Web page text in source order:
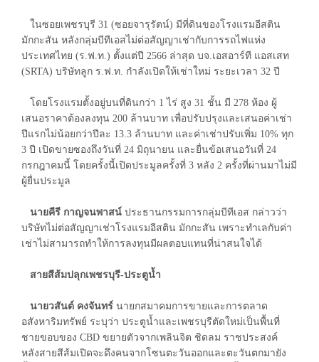
ในซอยเพชรบุรี 31 (ซอยจารุรัตน์) มีที่ดินของโรงแรมอีสติน
มักกะสัน หลังกลุ่มบีทีเอสไม่ต่อสัญญาเช่ากับการรถไฟแห่ง
ประเทศไทย (ร.ฟ.ท.) ตั้งแต่ปี 2566 ล่าสุด บจ.เอสอาร์ที แอสเสท
(SRTA) บริษัทลูก ร.ฟ.ท. กำลังเปิดให้เช่าใหม่ ระยะเวลา 32 ปี
โดยโรงแรมตั้งอยู่บนที่ดินกว่า 1 ไร่ สูง 31 ชั้น มี 278 ห้อง ผู้
เสนอราคาต้องลงทุน 200 ล้านบาท เพื่อปรับปรุงและเสนอค่าเช่า
ปีแรกไม่น้อยกว่าปีละ 13.3 ล้านบาท และค่าเช่าปรับเพิ่ม 10% ทุก
3 ปี เปิดขายซองถึงวันที่ 24 มิถุนายน และยื่นข้อเสนอวันที่ 24
กรกฎาคมนี้ โดยครั้งนี้เปิดประมูลครั้งที่ 3 หลัง 2 ครั้งที่ผ่านมาไม่มี
ผู้ยื่นประมูล
นายคีรี กาญจนพาสน์ ประธานกรรมการกลุ่มบีทีเอส กล่าวว่า
บริษัทไม่ต่อสัญญาเช่าโรงแรมอีสติน มักกะสัน เพราะทำเลกับค่า
เช่าไม่สามารถทำให้การลงทุนมีผลตอบแทนที่น่าสนใจได้
สายสีส้มปลุกเพชรบุรี-ประตูน้ำ
นายวสันต์ คงจันทร์ นายกสมาคมการขายและการตลาด
อสังหาริมทรัพย์ ระบุว่า ประตูน้ำและเพชรบุรีตัดใหม่เป็นพื้นที่
ชายขอบของ CBD ขยายตัวจากเพลินจิต ชิดลม ราชประสงค์
หลังสายสีส้มเปิดจะดึงคนจากโซนตะวันออกและตะวันตกมายัง